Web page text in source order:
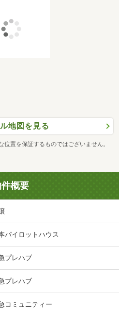
地図を見る
置を保証するものではございません。
概要
パイロットハウス
プレハブ
プレハブ
コミュニティー